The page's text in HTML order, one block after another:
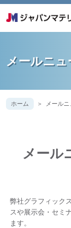
メールニ
ホーム メール
メール
弊社グラフィック
スや展示会・セミ
ます。